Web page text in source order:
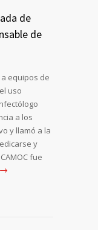
de
de
a equipos de
uso
a los
y llamó a la
y
fue